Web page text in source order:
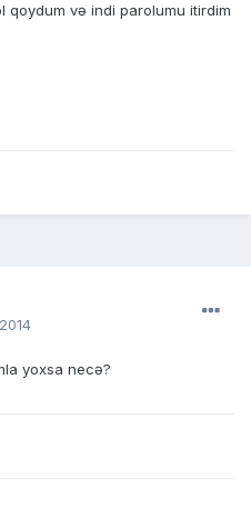
və indi parolumu itirdim
yoxsa necə?